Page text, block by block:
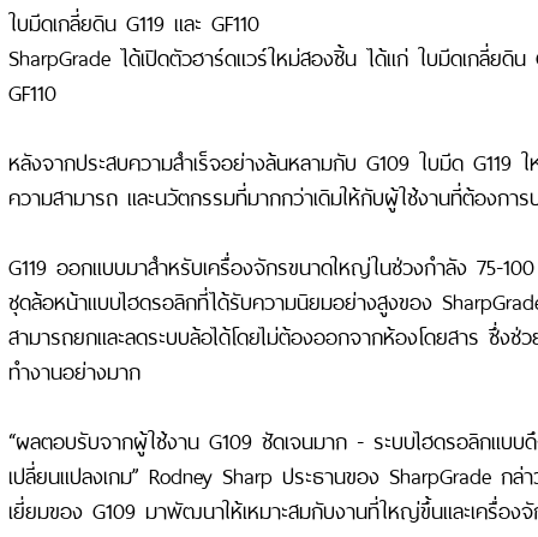
ใบมีดเกลี่ยดิน G119 และ GF110
SharpGrade ได้เปิดตัวฮาร์ดแวร์ใหม่สองชิ้น ได้แก่ ใบมีดเกลี่ยดิน
GF110
หลังจากประสบความสำเร็จอย่างล้นหลามกับ G109 ใบมีด G119
ความสามารถ และนวัตกรรมที่มากกว่าเดิมให้กับผู้ใช้งานที่ต้องกา
G119 ออกแบบมาสำหรับเครื่องจักรขนาดใหญ่ในช่วงกำลัง 75-
ชุดล้อหน้าแบบไฮดรอลิกที่ได้รับความนิยมอย่างสูงของ
สามารถยกและลดระบบล้อได้โดยไม่ต้องออกจากห้องโดยสาร ซึ่งช่
ทำงานอย่างมาก
“ผลตอบรับจากผู้ใช้งาน G109 ชัดเจนมาก - ระบบไฮดรอลิกแบบ
เปลี่ยนแปลงเกม” Rodney Sharp ประธานของ SharpGrade กล่
เยี่ยมของ G109 มาพัฒนาให้เหมาะสมกับงานที่ใหญ่ขึ้นและเครื่อง